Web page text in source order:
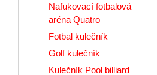
Nafukovací fotbalová
aréna Quatro
Fotbal kulečník
Golf kulečník
Kulečník Pool billiard